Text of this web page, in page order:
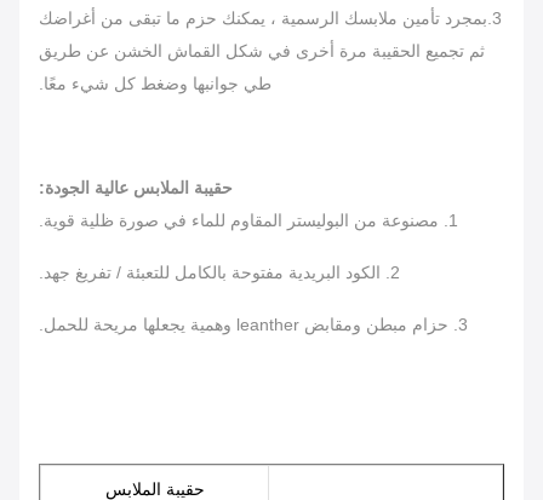
3.بمجرد تأمين ملابسك الرسمية ، يمكنك حزم ما تبقى من أغراضك
ثم تجميع الحقيبة مرة أخرى في شكل القماش الخشن عن طريق
طي جوانبها وضغط كل شيء معًا.
حقيبة الملابس عالية الجودة:
حقيبة الملابس